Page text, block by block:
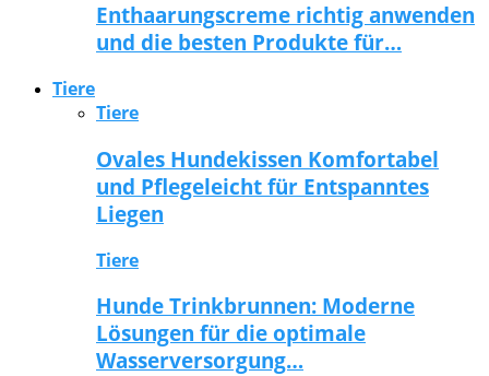
Enthaarungscreme richtig anwenden
und die besten Produkte für…
Tiere
Tiere
Ovales Hundekissen Komfortabel
und Pflegeleicht für Entspanntes
Liegen
Tiere
Hunde Trinkbrunnen: Moderne
Lösungen für die optimale
Wasserversorgung…